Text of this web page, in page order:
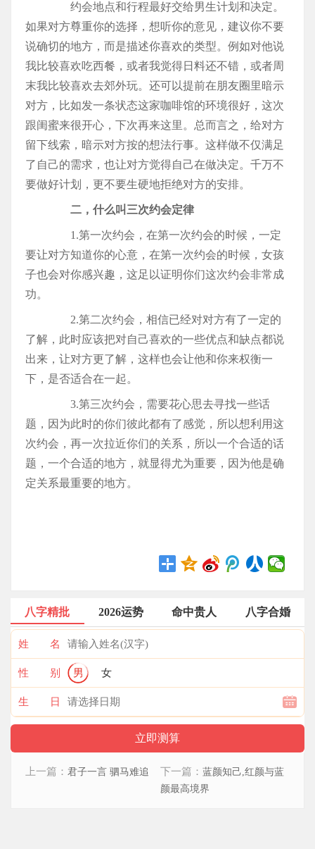
约会地点和行程最好交给男生计划和决定。
如果对方尊重你的选择，想听你的意见，建议你不要
说确切的地方，而是描述你喜欢的类型。例如对他说
我比较喜欢吃西餐，或者我觉得日料还不错，或者周
末我比较喜欢去郊外玩。还可以提前在朋友圈里暗示
对方，比如发一条状态这家咖啡馆的环境很好，这次
跟闺蜜来很开心，下次再来这里。总而言之，给对方
留下线索，暗示对方按的想法行事。这样做不仅满足
了自己的需求，也让对方觉得自己在做决定。千万不
要做好计划，更不要生硬地拒绝对方的安排。
二，什么叫三次约会定律
1.第一次约会，在第一次约会的时候，一定
要让对方知道你的心意，在第一次约会的时候，女孩
子也会对你感兴趣，这足以证明你们这次约会非常成
功。
2.第二次约会，相信已经对对方有了一定的
了解，此时应该把对自己喜欢的一些优点和缺点都说
出来，让对方更了解，这样也会让他和你来权衡一
下，是否适合在一起。
3.第三次约会，需要花心思去寻找一些话
题，因为此时的你们彼此都有了感觉，所以想利用这
次约会，再一次拉近你们的关系，所以一个合适的话
题，一个合适的地方，就显得尤为重要，因为他是确
定关系最重要的地方。
八字精批 2026运势 命中贵人 八字合婚
姓 名
性 别 男 女
生 日
上一篇： 君子一言 驷马难追 下一篇： 蓝颜知己,红颜与蓝
颜最高境界